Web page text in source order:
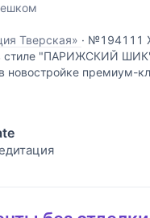
Тверская» · №194111
стиле "ПАРИЖСКИЙ
новостройке премиум-